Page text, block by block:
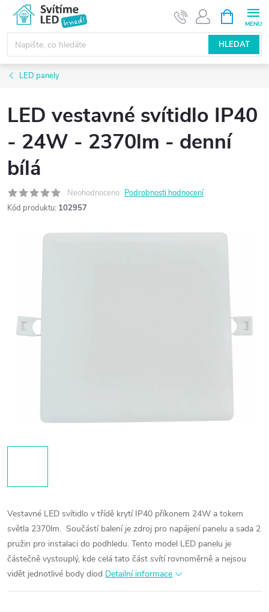
obsah
HLEDAT
NÁKUPNÍ
KOŠÍK
LED panely
LED vestavné svítidlo IP40
- 24W - 2370lm - denní
bílá
Neohodnoceno Podrobnosti hodnocení
Kód produktu: 102957
Vestavné LED svítidlo v třídě krytí IP40 příkonem 24W a tokem
světla 2370lm. Součástí balení je zdroj pro napájení panelu a sada 2
pružin pro instalaci do podhledu. Tento model LED panelu je
částečně vystouplý, kde celá tato část svítí rovnoměrně a nejsou
vidět jednotlivé body diod Detailní informace